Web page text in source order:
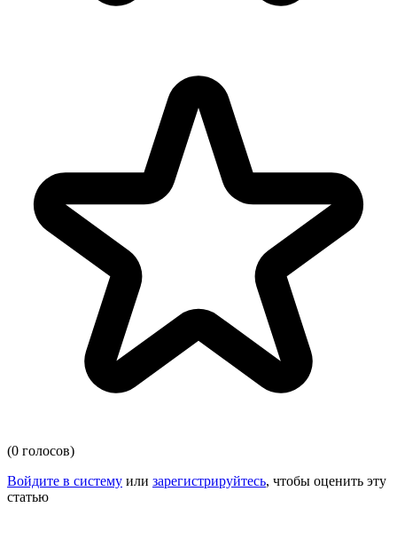
(0 голосов)
Войдите в систему или зарегистрируйтесь, чтобы оценить эту
статью